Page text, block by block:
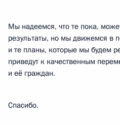
Мы надеемся, что те пока,
результаты, но мы движемся в
и те планы, которые мы будем
приведут к качественным
и её граждан.
Спасибо.